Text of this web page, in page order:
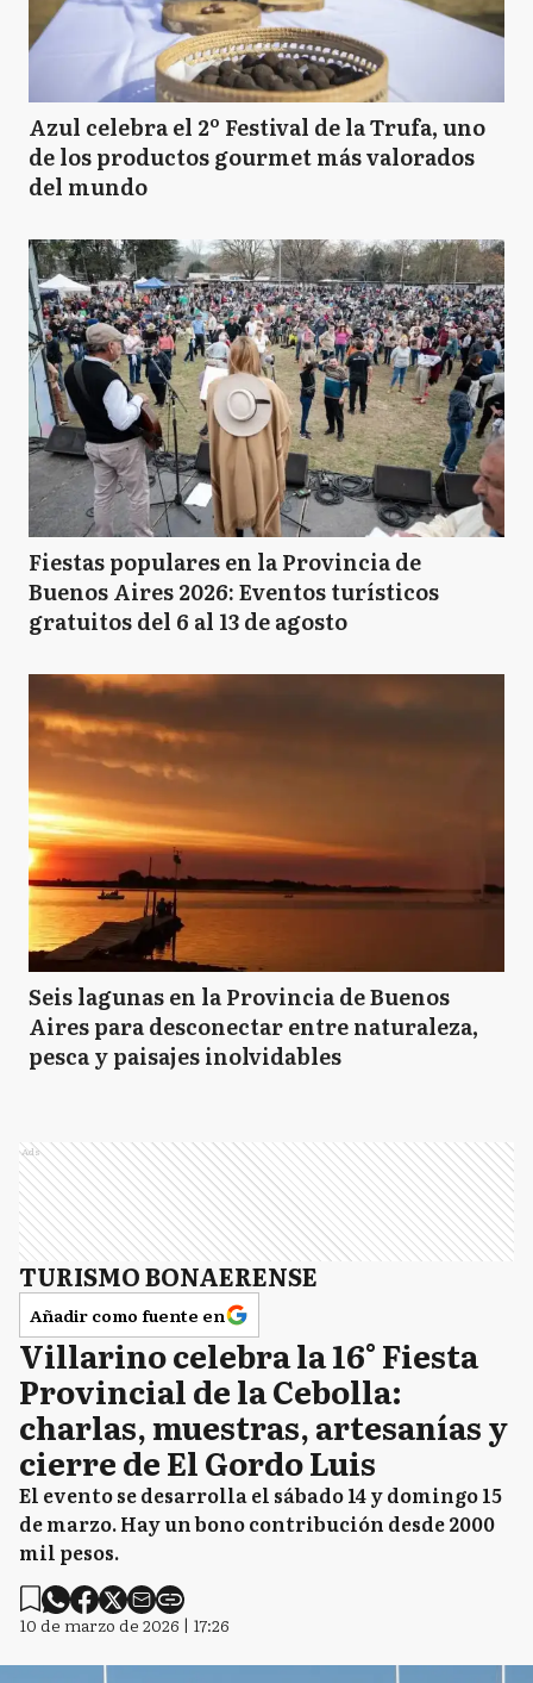
Azul celebra el 2º Festival de la Trufa, uno
de los productos gourmet más valorados
del mundo
Fiestas populares en la Provincia de
Buenos Aires 2026: Eventos turísticos
gratuitos del 6 al 13 de agosto
Seis lagunas en la Provincia de Buenos
Aires para desconectar entre naturaleza,
pesca y paisajes inolvidables
Ads
TURISMO BONAERENSE
Añadir como fuente en
Villarino celebra la 16° Fiesta
Provincial de la Cebolla:
charlas, muestras, artesanías y
cierre de El Gordo Luis
El evento se desarrolla el sábado 14 y domingo 15
de marzo. Hay un bono contribución desde 2000
mil pesos.
10 de marzo de 2026 | 17:26